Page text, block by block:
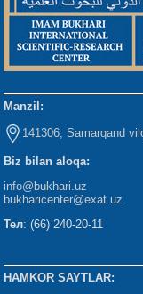
Manzil:
141306, Samarqand
Biz bilan aloqa:
info@bukhari.uz
bukharicenter@exat.uz
Тел: (66) 240-20-11
HAMKOR SAYTLAR: